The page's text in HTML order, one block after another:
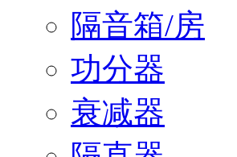
隔音箱/房
功分器
衰减器